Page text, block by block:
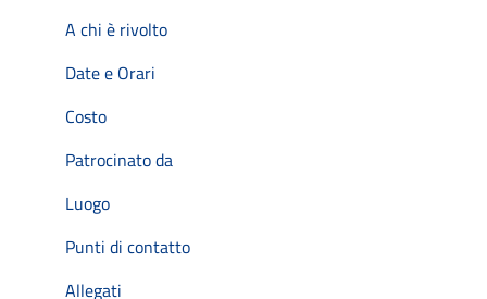
A chi è rivolto
Date e Orari
Costo
Patrocinato da
Luogo
Punti di contatto
Allegati